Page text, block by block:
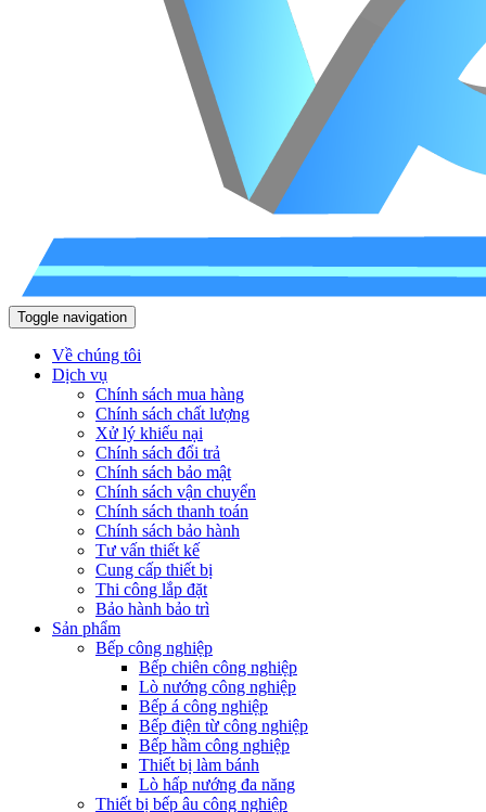
Toggle navigation
Về chúng tôi
Dịch vụ
Chính sách mua hàng
Chính sách chất lượng
Xử lý khiếu nại
Chính sách đổi trả
Chính sách bảo mật
Chính sách vận chuyển
Chính sách thanh toán
Chính sách bảo hành
Tư vấn thiết kế
Cung cấp thiết bị
Thi công lắp đặt
Bảo hành bảo trì
Sản phẩm
Bếp công nghiệp
Bếp chiên công nghiệp
Lò nướng công nghiệp
Bếp á công nghiệp
Bếp điện từ công nghiệp
Bếp hầm công nghiệp
Thiết bị làm bánh
Lò hấp nướng đa năng
Thiết bị bếp âu công nghiệp